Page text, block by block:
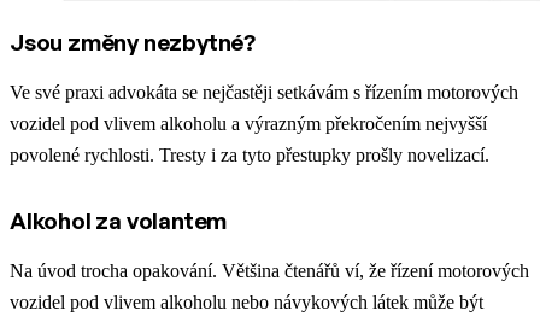
Jsou změny nezbytné?
Ve své praxi advokáta se nejčastěji setkávám s řízením motorových
vozidel pod vlivem alkoholu a výrazným překročením nejvyšší
povolené rychlosti. Tresty i za tyto přestupky prošly novelizací.
Alkohol za volantem
Na úvod trocha opakování. Většina čtenářů ví, že řízení motorových
vozidel pod vlivem alkoholu nebo návykových látek může být